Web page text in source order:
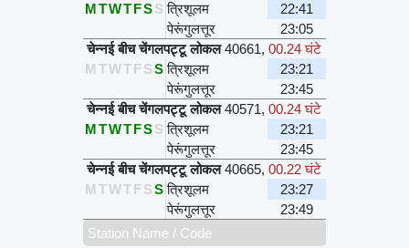
MTWTFSS त्रिशूलम
22:41
पेरूंगुलत्तूर
23:05
चेन्नई बीच चेंगलपट्टू लोकल 40661, 00.24 घंटे
M TWTFSS त्रिशूलम
23:21
पेरूंगुलत्तूर
23:45
चेन्नई बीच चेंगलपट्टू लोकल 40571, 00.24 घंटे
MTWTFSS त्रिशूलम
23:21
पेरूंगुलत्तूर
23:45
चेन्नई बीच चेंगलपट्टू लोकल 40665, 00.22 घंटे
M TWTFSS त्रिशूलम
23:27
पेरूंगुलत्तूर
23:49
Station Name / Code